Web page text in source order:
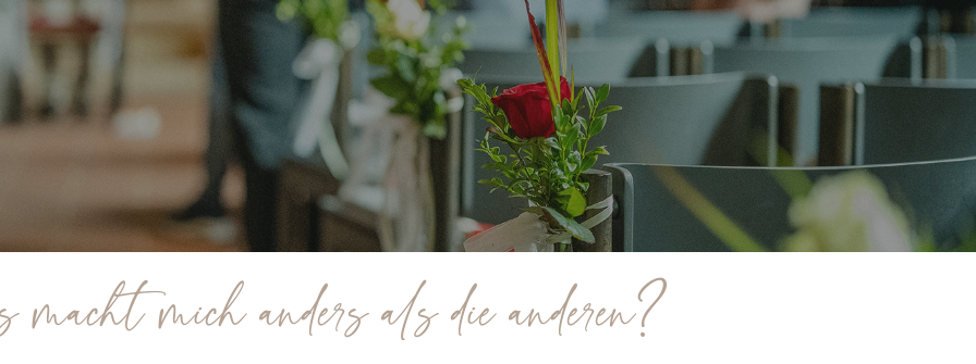
mich anders als die anderen?